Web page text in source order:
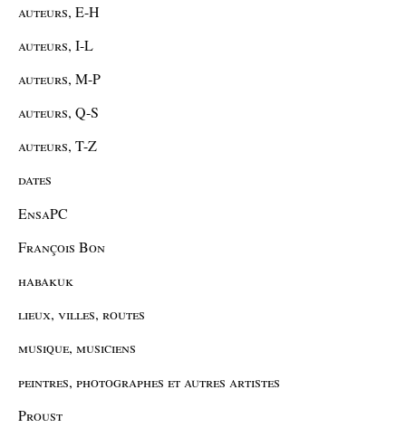
auteurs, E-H
auteurs, I-L
auteurs, M-P
auteurs, Q-S
auteurs, T-Z
dates
EnsaPC
François Bon
habakuk
lieux, villes, routes
musique, musiciens
peintres, photographes et autres artistes
Proust